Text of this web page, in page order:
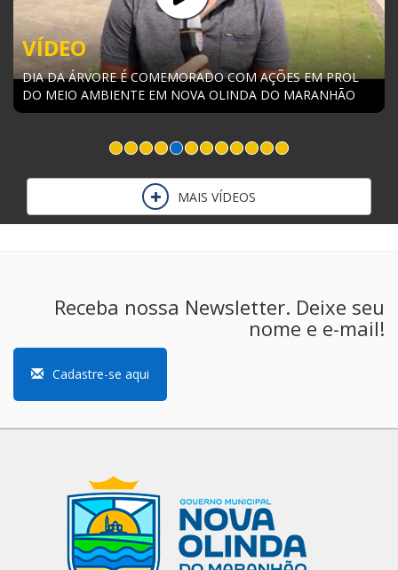
VÍDEO
I ENCONTRO PEDAGÓGICO PARA EDUCADORES DO EJAI E
EDUCAÇAO DO CAMPO
MAIS VÍDEOS
Receba nossa Newsletter. Deixe seu
nome e e-mail!
Cadastre-se aqui